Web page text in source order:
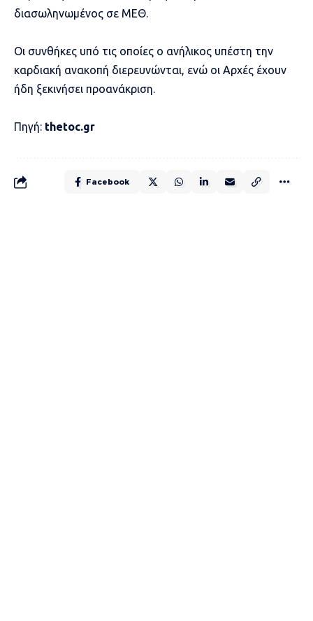
διασωληνωμένος σε ΜΕΘ.
Οι συνθήκες υπό τις οποίες ο ανήλικος υπέστη την
καρδιακή ανακοπή διερευνώνται, ενώ οι Αρχές έχουν
ήδη ξεκινήσει προανάκριση.
Πηγή: thetoc.gr
Facebook